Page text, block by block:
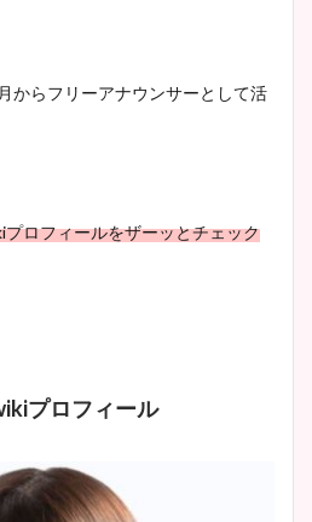
池谷実悠アナのメガネ画像が
wikiプロフもチェック！
プ画像まとめ！同期や実家に
ニット衣装まとめ！美足の筋
からフリーアナウンサーとして活
ロフィールをザーッとチェック
プロフィール